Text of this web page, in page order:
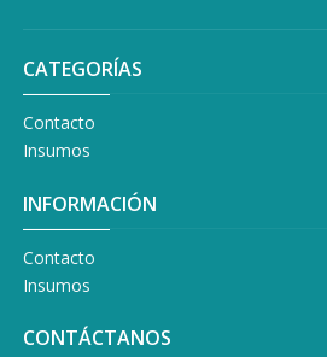
CATEGORÍAS
Contacto
Insumos
INFORMACIÓN
Contacto
Insumos
CONTÁCTANOS